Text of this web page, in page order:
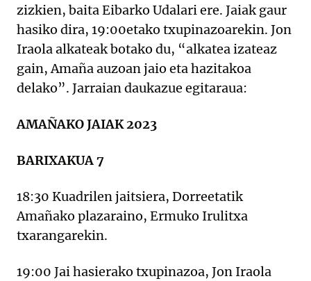
zizkien, baita Eibarko Udalari ere. Jaiak gaur
hasiko dira, 19:00etako txupinazoarekin. Jon
Iraola alkateak botako du, “alkatea izateaz
gain, Amaña auzoan jaio eta hazitakoa
delako”. Jarraian daukazue egitaraua:
AMAÑAKO JAIAK 2023
BARIXAKUA 7
18:30 Kuadrilen jaitsiera, Dorreetatik
Amañako plazaraino, Ermuko Irulitxa
txarangarekin.
19:00 Jai hasierako txupinazoa, Jon Iraola